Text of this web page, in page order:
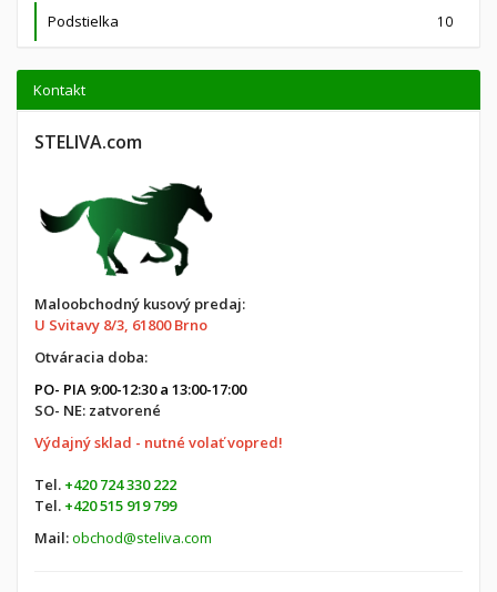
Podstielka 10
Kontakt
STELIVA.com
Maloobchodný kusový predaj:
U Svitavy 8/3, 61800 Brno
Otváracia doba:
PO- PIA 9:00-12:30 a 13:00-17:00
SO- NE: zatvorené
Výdajný sklad - nutné volať vopred!
Tel. +420 724 330 222
Tel. +420 515 919 799
Mail:obchod@steliva.com